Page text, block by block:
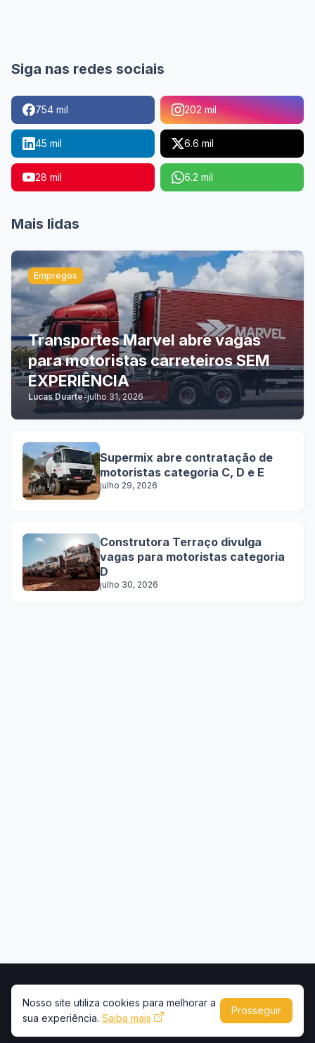
Siga nas redes sociais
754 mil 202 mil
45 mil 6.6 mil
28 mil 6.2 mil
Mais lidas
Empregos
Transportes Marvel abre vagas
para motoristas carreteiros SEM
EXPERIÊNCIA
Lucas Duarte-julho 31, 2026
Supermix abre contratação de
motoristas categoria C, D e E
julho 29, 2026
Construtora Terraço divulga
vagas para motoristas categoria
D
julho 30, 2026
Copyright © 2026 -Portal Caminhões e Carretas
Nosso site utiliza cookies para melhorar a
sua experiência. Saiba mais
Prosseguir